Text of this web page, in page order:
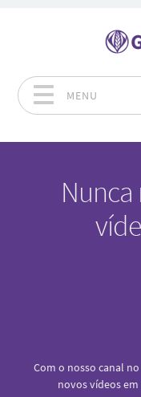
MENU
Com o nosso canal no
novos vídeos